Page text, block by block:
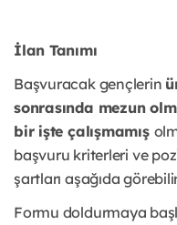
İlan Tanımı
Başvuracak gençlerin
sonrasında mezun
bir işte çalışmamış
başvuru kriterleri ve
şartları aşağıda
Formu doldurmaya